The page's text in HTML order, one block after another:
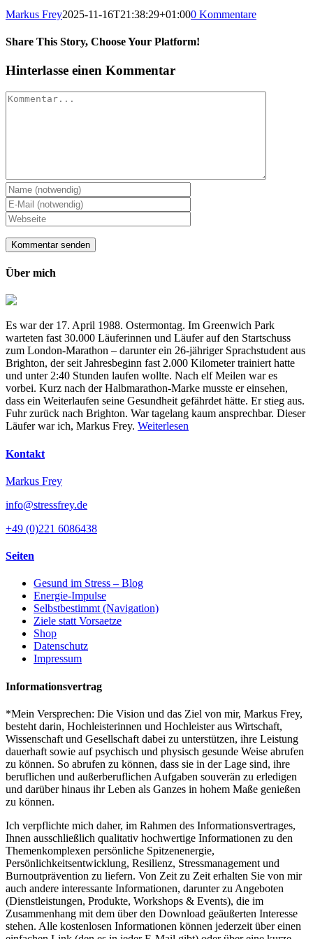
Markus Frey2025-11-16T21:38:29+01:000 Kommentare
Share This Story, Choose Your Platform!
Hinterlasse einen Kommentar
Kommentar
Über mich
Es war der 17. April 1988. Ostermontag. Im Greenwich Park
warteten fast 30.000 Läuferinnen und Läufer auf den Startschuss
zum London-Marathon – darunter ein 26-jähriger Sprachstudent aus
Brighton, der seit Jahresbeginn fast 2.000 Kilometer trainiert hatte
und unter 2:40 Stunden laufen wollte. Nach elf Meilen war es
vorbei. Kurz nach der Halbmarathon-Marke musste er einsehen,
dass ein Weiterlaufen seine Gesundheit gefährdet hätte. Er stieg aus.
Fuhr zurück nach Brighton. War tagelang kaum ansprechbar. Dieser
Läufer war ich, Markus Frey. Weiterlesen
Kontakt
Markus Frey
info@stressfrey.de
+49 (0)221 6086438
Seiten
Gesund im Stress – Blog
Energie-Impulse
Selbstbestimmt (Navigation)
Ziele statt Vorsaetze
Shop
Datenschutz
Impressum
Informationsvertrag
*Mein Versprechen: Die Vision und das Ziel von mir, Markus Frey,
besteht darin, Hochleisterinnen und Hochleister aus Wirtschaft,
Wissenschaft und Gesellschaft dabei zu unterstützen, ihre Leistung
dauerhaft sowie auf psychisch und physisch gesunde Weise abrufen
zu können. So abrufen zu können, dass sie in der Lage sind, ihre
beruflichen und außerberuflichen Aufgaben souverän zu erledigen
und darüber hinaus ihr Leben als Ganzes in hohem Maße genießen
zu können.
Ich verpflichte mich daher, im Rahmen des Informationsvertrages,
Ihnen ausschließlich qualitativ hochwertige Informationen zu den
Themenkomplexen persönliche Spitzenenergie,
Persönlichkeitsentwicklung, Resilienz, Stressmanagement und
Burnoutprävention zu liefern. Von Zeit zu Zeit erhalten Sie von mir
auch andere interessante Informationen, darunter zu Angeboten
(Dienstleistungen, Produkte, Workshops & Events), die im
Zusammenhang mit dem über den Download geäußerten Interesse
stehen. Alle kostenlosen Informationen können jederzeit über einen